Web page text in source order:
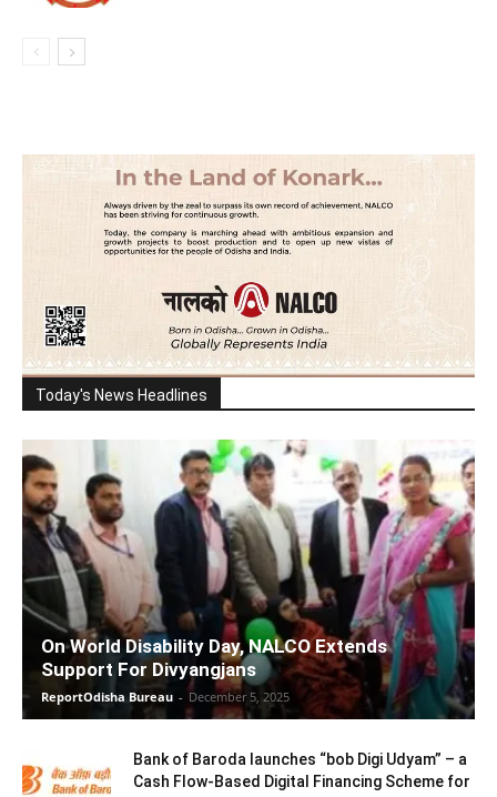
Today's News Headlines
On World Disability Day, NALCO Extends
Support For Divyangjans
ReportOdisha Bureau - December 5, 2025
Bank of Baroda launches “bob Digi Udyam” – a
Cash Flow-Based Digital Financing Scheme for